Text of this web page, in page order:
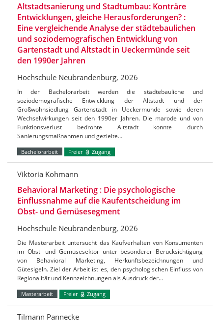
Altstadtsanierung und Stadtumbau: Konträre
Entwicklungen, gleiche Herausforderungen? :
Eine vergleichende Analyse der städtebaulichen
und soziodemografischen Entwicklung von
Gartenstadt und Altstadt in Ueckermünde seit
den 1990er Jahren
Hochschule Neubrandenburg, 2026
In der Bachelorarbeit werden die städtebauliche und
soziodemografische Entwicklung der Altstadt und der
Großwohnsiedlung Gartenstadt in Ueckermünde sowie deren
Wechselwirkungen seit den 1990er Jahren. Die marode und von
Funktionsverlust bedrohte Altstadt konnte durch
Sanierungsmaßnahmen und gezielte…
Bachelorarbeit Freier Zugang
Viktoria Kohmann
Behavioral Marketing : Die psychologische
Einflussnahme auf die Kaufentscheidung im
Obst- und Gemüsesegment
Hochschule Neubrandenburg, 2026
Die Masterarbeit untersucht das Kaufverhalten von Konsumenten
im Obst- und Gemüsesektor unter besonderer Berücksichtigung
von Behavioral Marketing, Herkunftsbezeichnungen und
Gütesigeln. Ziel der Arbeit ist es, den psychologischen Einfluss von
Regionalität und Kennzeichnungen als Ausdruck der…
Masterarbeit Freier Zugang
Tilmann Pannecke